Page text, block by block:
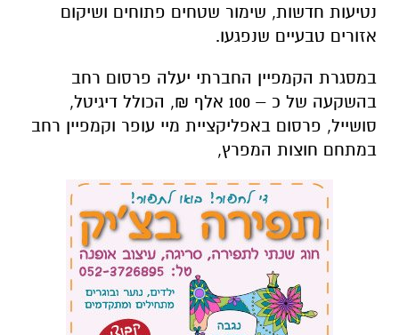
נטיעות חדשות, שימור שטחים פתוחים ושיקום
אזורים טבעיים שנפגעו.
במסגרת הקמפיין החברתי יעלה פרסום רחב
בהשקעה של כ – 100 אלף ₪, הכולל דיגיטל,
סושייל, פרסום באפליקציית מיי עופר וקמפיין רחב
במתחם חוצות המפרץ,